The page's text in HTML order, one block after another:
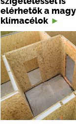
elérhetők a
klímacélok